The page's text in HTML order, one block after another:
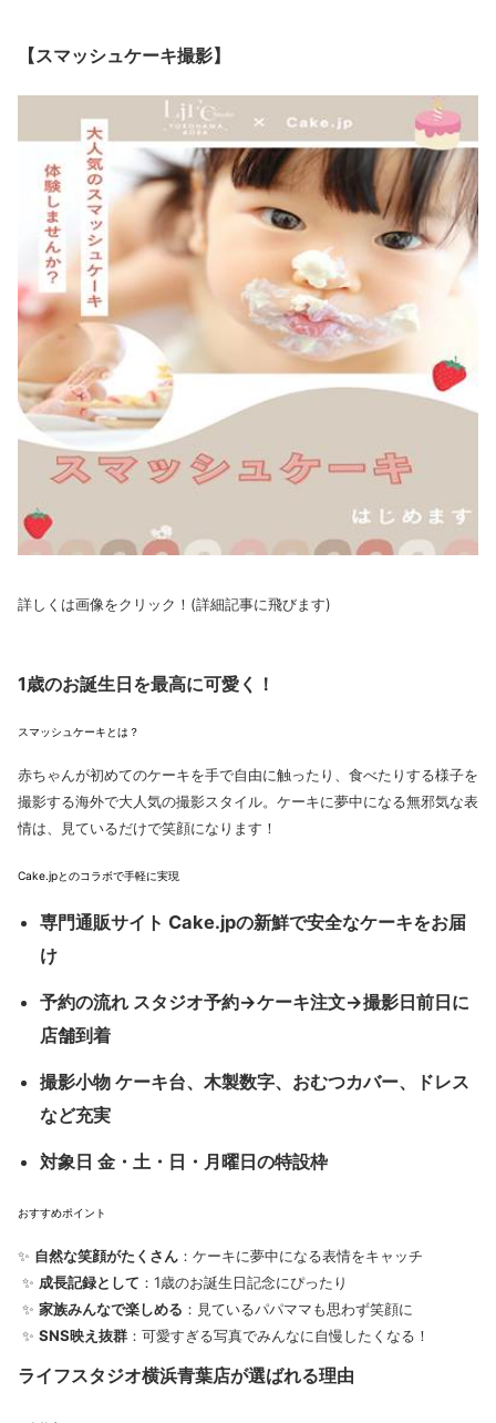
【スマッシュケーキ撮影】
詳しくは画像をクリック！(詳細記事に飛びます)
1歳のお誕生日を最高に可愛く！
スマッシュケーキとは？
赤ちゃんが初めてのケーキを手で自由に触ったり、食べたりする様子を
撮影する海外で大人気の撮影スタイル。ケーキに夢中になる無邪気な表
情は、見ているだけで笑顔になります！
Cake.jpとのコラボで手軽に実現
専門通販サイト Cake.jpの新鮮で安全なケーキをお届
け
予約の流れ スタジオ予約→ケーキ注文→撮影日前日に
店舗到着
撮影小物 ケーキ台、木製数字、おむつカバー、ドレス
など充実
対象日 金・土・日・月曜日の特設枠
おすすめポイント
✨ 自然な笑顔がたくさん ：ケーキに夢中になる表情をキャッチ
✨ 成長記録として ：1歳のお誕生日記念にぴったり
✨ 家族みんなで楽しめる ：見ているパパママも思わず笑顔に
✨ SNS映え抜群 ：可愛すぎる写真でみんなに自慢したくなる！
ライフスタジオ横浜青葉店が選ばれる理由